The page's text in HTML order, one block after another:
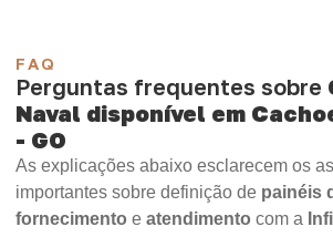
FAQ
Perguntas frequentes sobre
Naval disponível em
- GO
As explicações abaixo esclarecem os
importantes sobre definição de painéis
fornecimento e atendimento com a